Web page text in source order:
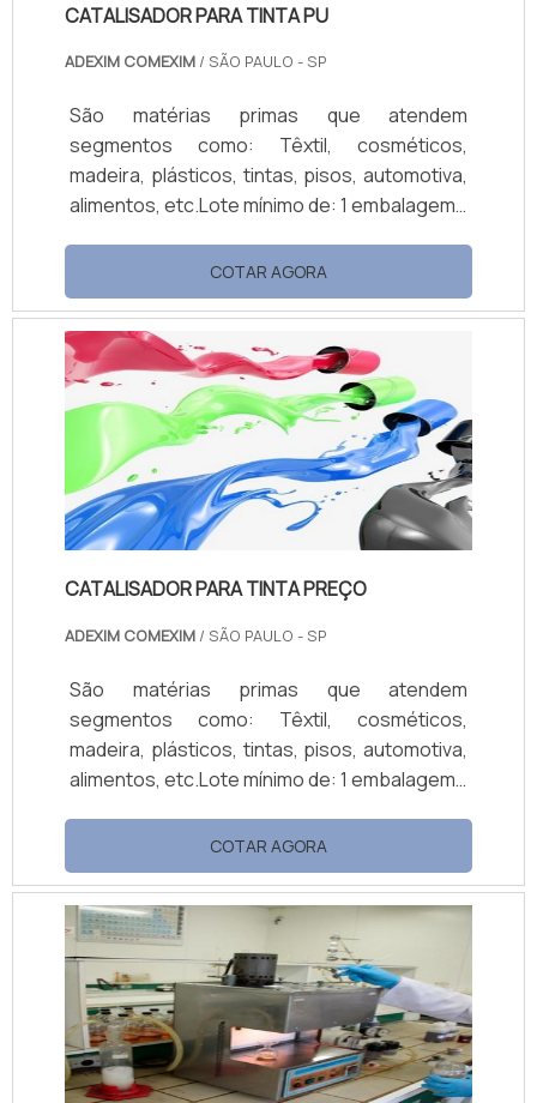
CATALISADOR PARA TINTA PU
ADEXIM COMEXIM / SÃO PAULO - SP
São matérias primas que atendem
segmentos como: Têxtil, cosméticos,
madeira, plásticos, tintas, pisos, automotiva,
alimentos, etc.Lote mínimo de: 1 embalagem -
químico composto por Aziridina Polifuncional,
sendo utilizado como agente de crosslinking
e modificador de propriedades finais, como
por exemplo, a adesão da resina aos
substratos. O uso do catalisador para tinta
PU é necessário quando...
COTAR AGORA
CATALISADOR PARA TINTA PREÇO
ADEXIM COMEXIM / SÃO PAULO - SP
São matérias primas que atendem
segmentos como: Têxtil, cosméticos,
madeira, plásticos, tintas, pisos, automotiva,
alimentos, etc.Lote mínimo de: 1 embalagem -
investimento que toda indústria de tintas e
vernizes que prima por qualidade deve
realizar. Este catalisador atua sob as resinas
com a finalidade de melhorar sua adesão aos
substratos e promover maior resistência
física e química. Para que...
COTAR AGORA